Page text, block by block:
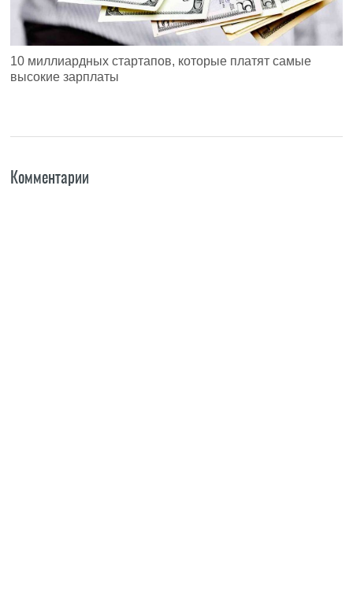
10 миллиардных стартапов, которые платят самые
высокие зарплаты
Комментарии